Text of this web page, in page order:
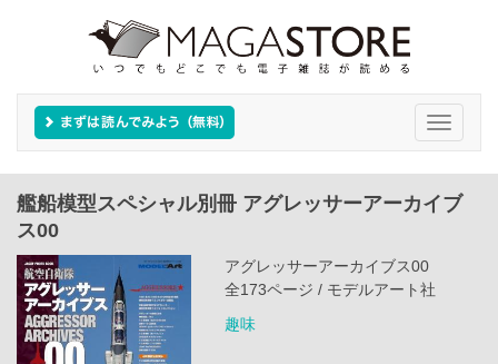
Toggle
艦船模型スペシャル別冊 アグレッサーアーカイブ
ス00
アグレッサーアーカイブス00
全173ページ / モデルアート社
趣味